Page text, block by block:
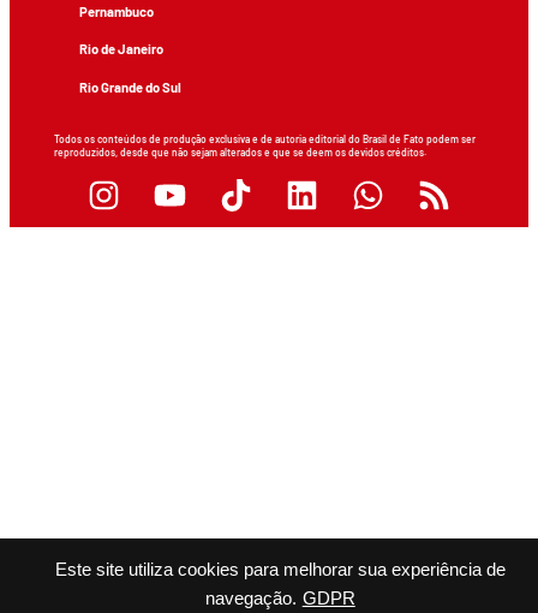
Este site utiliza cookies para melhorar sua experiência de
navegação. GDPR
Pernambuco
Rio de Janeiro
Rio Grande do Sul
Todos os conteúdos de produção exclusiva e de autoria editorial do Brasil de Fato podem ser
reproduzidos, desde que não sejam alterados e que se deem os devidos créditos.